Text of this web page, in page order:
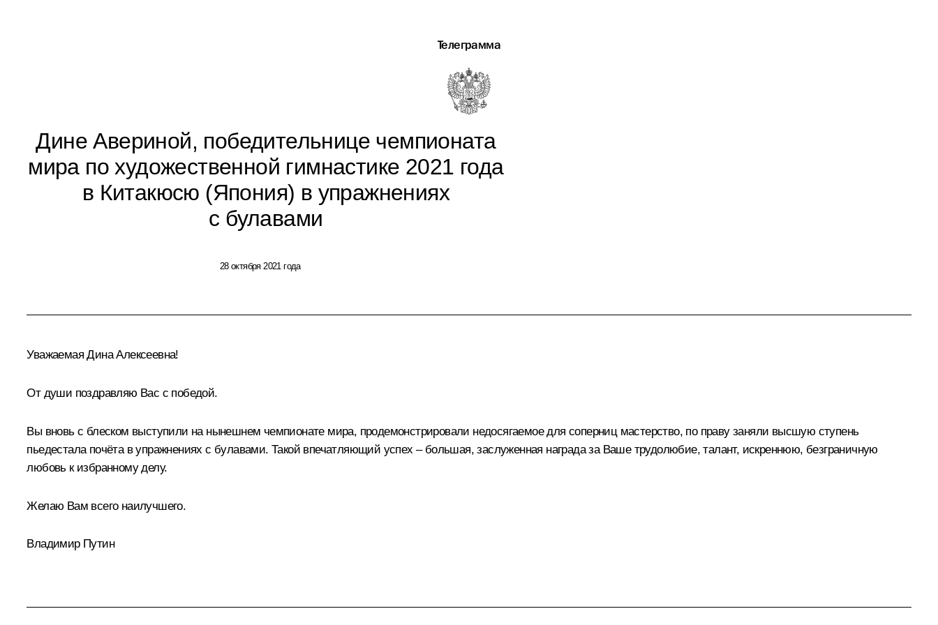
Телеграмма
Дине Авериной, победительнице чемпионата
мира по художественной гимнастике 2021 года
в Китакюсю (Япония) в упражнениях
с булавами
28 октября 2021 года
Уважаемая Дина Алексеевна!
От души поздравляю Вас с победой.
Вы вновь с блеском выступили на нынешнем чемпионате мира, продемонстрировали недосягаемое для соперниц мастерство, по праву заняли высшую ступень
пьедестала почёта в упражнениях с булавами. Такой впечатляющий успех – большая, заслуженная награда за Ваше трудолюбие, талант, искреннюю, безграничную
любовь к избранному делу.
Желаю Вам всего наилучшего.
Владимир Путин